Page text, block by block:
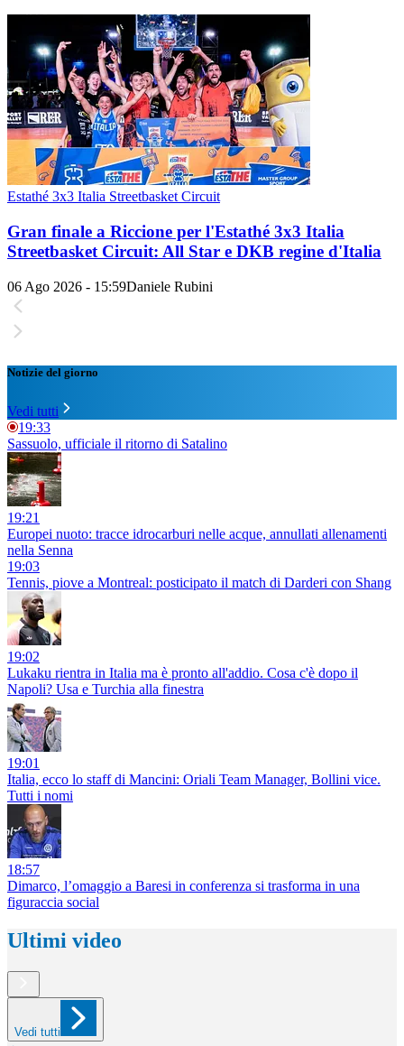
Estathé 3x3 Italia Streetbasket Circuit
Gran finale a Riccione per l'Estathé 3x3 Italia
Streetbasket Circuit: All Star e DKB regine d'Italia
06 Ago 2026 - 15:59Daniele Rubini
Notizie del giorno
Vedi tutti
19:33
Sassuolo, ufficiale il ritorno di Satalino
19:21
Europei nuoto: tracce idrocarburi nelle acque, annullati allenamenti
nella Senna
19:03
Tennis, piove a Montreal: posticipato il match di Darderi con Shang
19:02
Lukaku rientra in Italia ma è pronto all'addio. Cosa c'è dopo il
Napoli? Usa e Turchia alla finestra
19:01
Italia, ecco lo staff di Mancini: Oriali Team Manager, Bollini vice.
Tutti i nomi
18:57
Dimarco, l’omaggio a Baresi in conferenza si trasforma in una
figuraccia social
Ultimi video
Vedi tutti